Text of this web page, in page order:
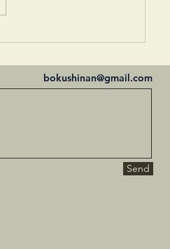
bokushinan@gmail.com
Send